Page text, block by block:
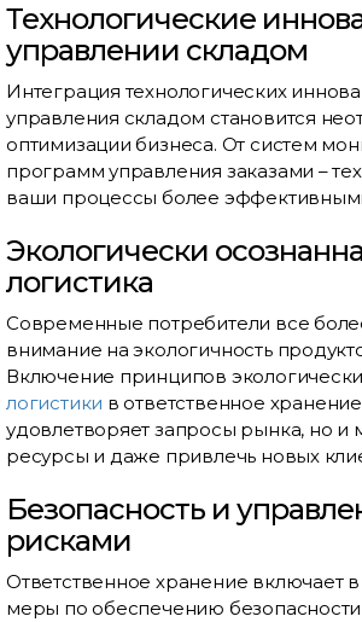
Технологические
управлении складом
Интеграция технологических
управления складом становится
оптимизации бизнеса. От систем
программ управления заказами –
ваши процессы более
Экологически
логистика
Современные потребители все
внимание на экологичность
Включение принципов
логистики в ответственное
удовлетворяет запросы рынка, но и
ресурсы и даже привлечь новых
Безопасность и
рисками
Ответственное хранение включает
меры по обеспечению